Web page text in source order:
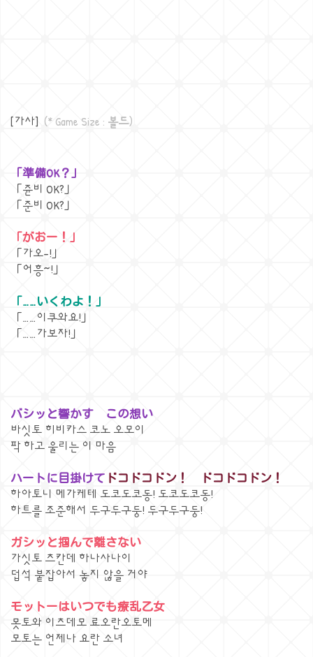
[가사] (* Game Size : 볼드)
「準備OK？」
「쥰비 OK?」
「준비 OK?」
「がおー！」
「가오-!」
「어흥~!」
「……いくわよ！」
「……이쿠와요!」
「……가보자!」
バシッと響かす この想い
바싯토 히비카스 코노 오모이
팍 하고 울리는 이 마음
ハートに目掛けて ドコドコドン！ ドコドコドン！
하아토니 메가케테 도코도코동! 도코도코동!
하트를 조준해서 두구두구둥! 두구두구둥!
ガシッと掴んで離さない
가싯토 츠칸데 하나사나이
덥석 붙잡아서 놓지 않을 거야
モットーはいつでも療乱乙女
못토와 이츠데모 료오란오토메
모토는 언제나 요란 소녀